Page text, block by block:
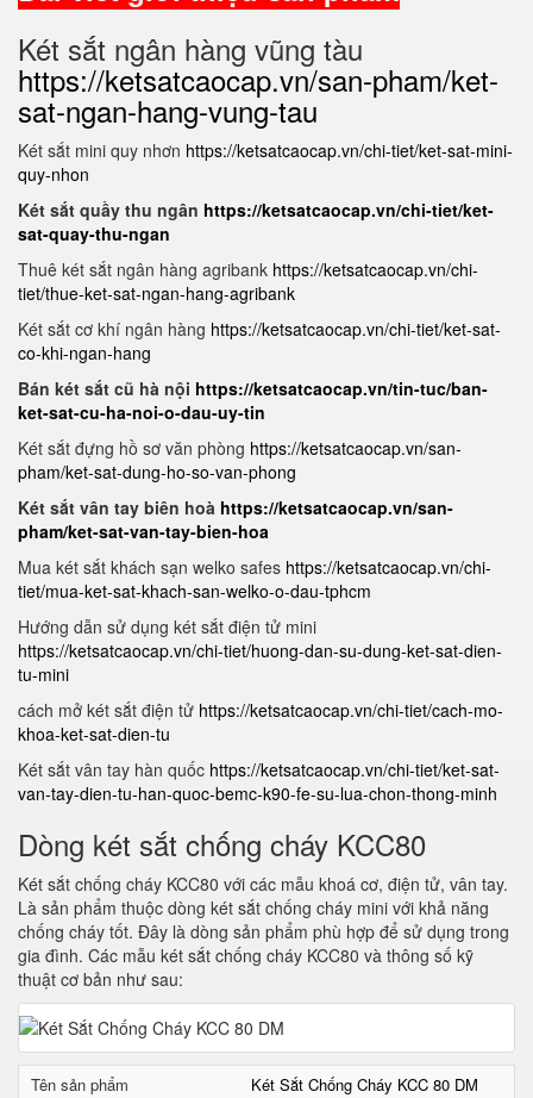
Két sắt ngân hàng vũng tàu
https://ketsatcaocap.vn/san-pham/ket-
sat-ngan-hang-vung-tau
Két sắt mini quy nhơn https://ketsatcaocap.vn/chi-tiet/ket-sat-mini-
quy-nhon
Két sắt quầy thu ngân https://ketsatcaocap.vn/chi-tiet/ket-
sat-quay-thu-ngan
Thuê két sắt ngân hàng agribank https://ketsatcaocap.vn/chi-
tiet/thue-ket-sat-ngan-hang-agribank
Két sắt cơ khí ngân hàng https://ketsatcaocap.vn/chi-tiet/ket-sat-
co-khi-ngan-hang
Bán két sắt cũ hà nội https://ketsatcaocap.vn/tin-tuc/ban-
ket-sat-cu-ha-noi-o-dau-uy-tin
Két sắt đựng hồ sơ văn phòng https://ketsatcaocap.vn/san-
pham/ket-sat-dung-ho-so-van-phong
Két sắt vân tay biên hoà https://ketsatcaocap.vn/san-
pham/ket-sat-van-tay-bien-hoa
Mua két sắt khách sạn welko safes https://ketsatcaocap.vn/chi-
tiet/mua-ket-sat-khach-san-welko-o-dau-tphcm
Hướng dẫn sử dụng két sắt điện tử mini
https://ketsatcaocap.vn/chi-tiet/huong-dan-su-dung-ket-sat-dien-
tu-mini
cách mở két sắt điện tử https://ketsatcaocap.vn/chi-tiet/cach-mo-
khoa-ket-sat-dien-tu
Két sắt vân tay hàn quốc https://ketsatcaocap.vn/chi-tiet/ket-sat-
van-tay-dien-tu-han-quoc-bemc-k90-fe-su-lua-chon-thong-minh
Dòng két sắt chống cháy KCC80
Két sắt chống cháy KCC80 với các mẫu khoá cơ, điện tử, vân tay.
Là sản phẩm thuộc dòng két sắt chống cháy mini với khả năng
chống cháy tốt. Đây là dòng sản phẩm phù hợp để sử dụng trong
gia đình. Các mẫu két sắt chống cháy KCC80 và thông số kỹ
thuật cơ bản như sau:
Tên sản phẩm
Két Sắt Chống Cháy KCC 80 DM